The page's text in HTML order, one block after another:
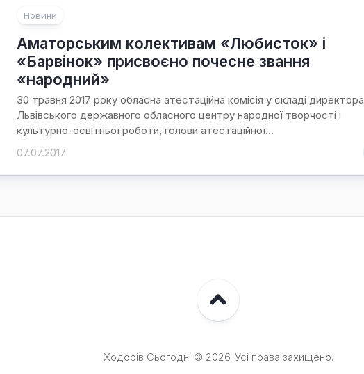
Новини
Аматорським колективам «Любисток» і
«Барвінок» присвоєно почесне звання
«народний»
30 травня 2017 року обласна атестаційна комісія у складі директора
Львівського державного обласного центру народної творчості і
культурно-освітньої роботи, голови атестаційної...
07.07.2017
Ходорів Сьогодні © 2026. Усі права захищено.